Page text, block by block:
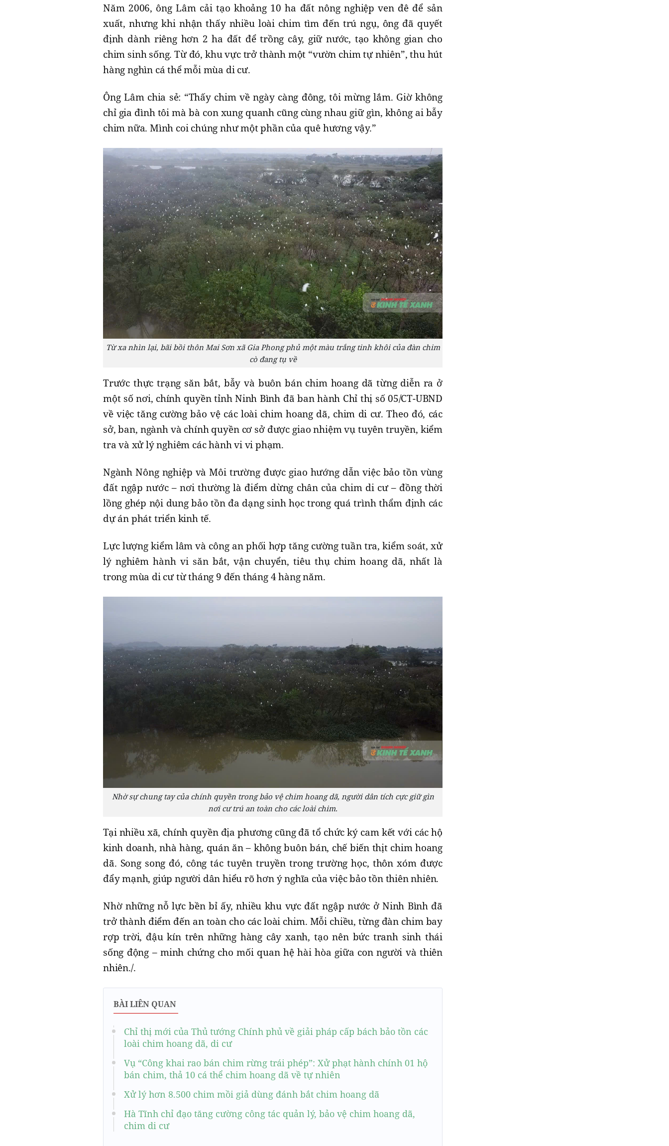
Năm 2006, ông Lâm cải tạo khoảng 10 ha đất nông nghiệp ven đê để sản
xuất, nhưng khi nhận thấy nhiều loài chim tìm đến trú ngụ, ông đã quyết
định dành riêng hơn 2 ha đất để trồng cây, giữ nước, tạo không gian cho
chim sinh sống. Từ đó, khu vực trở thành một “vườn chim tự nhiên”, thu hút
hàng nghìn cá thể mỗi mùa di cư.
Ông Lâm chia sẻ: “Thấy chim về ngày càng đông, tôi mừng lắm. Giờ không
chỉ gia đình tôi mà bà con xung quanh cũng cùng nhau giữ gìn, không ai bẫy
chim nữa. Mình coi chúng như một phần của quê hương vậy.”
Từ xa nhìn lại, bãi bồi thôn Mai Sơn xã Gia Phong phủ một màu trắng tinh khôi của đàn chim
cò đang tụ về
Trước thực trạng săn bắt, bẫy và buôn bán chim hoang dã từng diễn ra ở
một số nơi, chính quyền tỉnh Ninh Bình đã ban hành Chỉ thị số 05/CT-UBND
về việc tăng cường bảo vệ các loài chim hoang dã, chim di cư. Theo đó, các
sở, ban, ngành và chính quyền cơ sở được giao nhiệm vụ tuyên truyền, kiểm
tra và xử lý nghiêm các hành vi vi phạm.
Ngành Nông nghiệp và Môi trường được giao hướng dẫn việc bảo tồn vùng
đất ngập nước – nơi thường là điểm dừng chân của chim di cư – đồng thời
lồng ghép nội dung bảo tồn đa dạng sinh học trong quá trình thẩm định các
dự án phát triển kinh tế.
Lực lượng kiểm lâm và công an phối hợp tăng cường tuần tra, kiểm soát, xử
lý nghiêm hành vi săn bắt, vận chuyển, tiêu thụ chim hoang dã, nhất là
trong mùa di cư từ tháng 9 đến tháng 4 hàng năm.
Nhờ sự chung tay của chính quyền trong bảo vệ chim hoang dã, người dân tích cực giữ gìn
nơi cư trú an toàn cho các loài chim.
Tại nhiều xã, chính quyền địa phương cũng đã tổ chức ký cam kết với các hộ
kinh doanh, nhà hàng, quán ăn – không buôn bán, chế biến thịt chim hoang
dã. Song song đó, công tác tuyên truyền trong trường học, thôn xóm được
đẩy mạnh, giúp người dân hiểu rõ hơn ý nghĩa của việc bảo tồn thiên nhiên.
Nhờ những nỗ lực bền bỉ ấy, nhiều khu vực đất ngập nước ở Ninh Bình đã
trở thành điểm đến an toàn cho các loài chim. Mỗi chiều, từng đàn chim bay
rợp trời, đậu kín trên những hàng cây xanh, tạo nên bức tranh sinh thái
sống động – minh chứng cho mối quan hệ hài hòa giữa con người và thiên
nhiên./.
BÀI LIÊN QUAN
Chỉ thị mới của Thủ tướng Chính phủ về giải pháp cấp bách bảo tồn các
loài chim hoang dã, di cư
Vụ “Công khai rao bán chim rừng trái phép”: Xử phạt hành chính 01 hộ
bán chim, thả 10 cá thể chim hoang dã về tự nhiên
Xử lý hơn 8.500 chim mồi giả dùng đánh bắt chim hoang dã
Hà Tĩnh chỉ đạo tăng cường công tác quản lý, bảo vệ chim hoang dã,
chim di cư